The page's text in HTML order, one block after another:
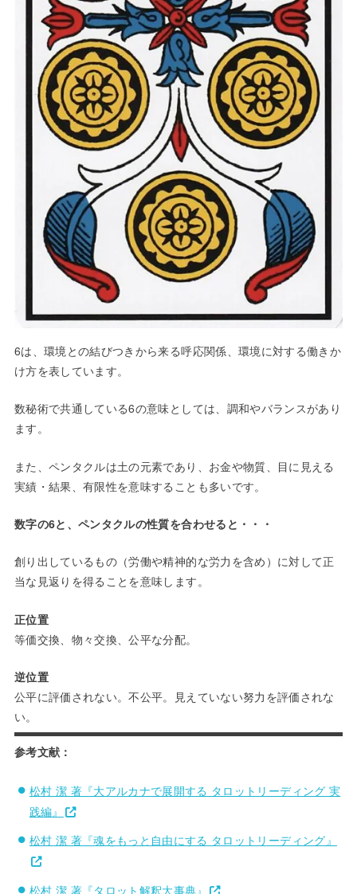
6は、環境との結びつきから来る呼応関係、環境に対する働きか
け方を表しています。
数秘術で共通している6の意味としては、調和やバランスがあり
ます。
また、ペンタクルは土の元素であり、お金や物質、目に見える
実績・結果、有限性を意味することも多いです。
数字の6と、ペンタクルの性質を合わせると・・・
創り出しているもの（労働や精神的な労力を含め）に対して正
当な見返りを得ることを意味します。
正位置
等価交換、物々交換、公平な分配。
逆位置
公平に評価されない。不公平。見えていない努力を評価されな
い。
参考文献：
松村 潔 著『大アルカナで展開する タロットリーディング 実
践編』
松村 潔 著『魂をもっと自由にする タロットリーディング』
松村 潔 著『タロット解釈大事典』